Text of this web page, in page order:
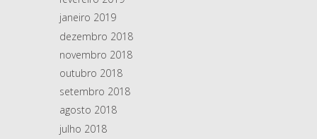
janeiro 2019
dezembro 2018
novembro 2018
outubro 2018
setembro 2018
agosto 2018
julho 2018